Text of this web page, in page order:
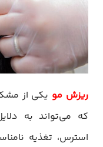
ریزش مو یکی از
که می‌تواند به
استرس، تغذیه